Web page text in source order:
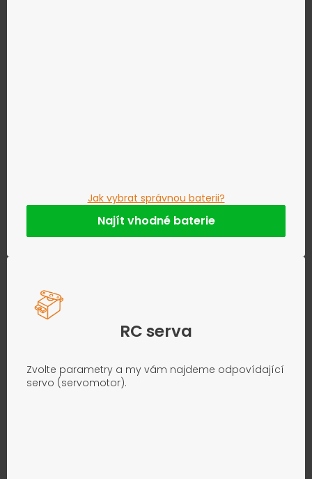
Jak vybrat správnou baterii?
Najít vhodné baterie
RC serva
Zvolte parametry a my vám najdeme odpovídající
servo (servomotor).